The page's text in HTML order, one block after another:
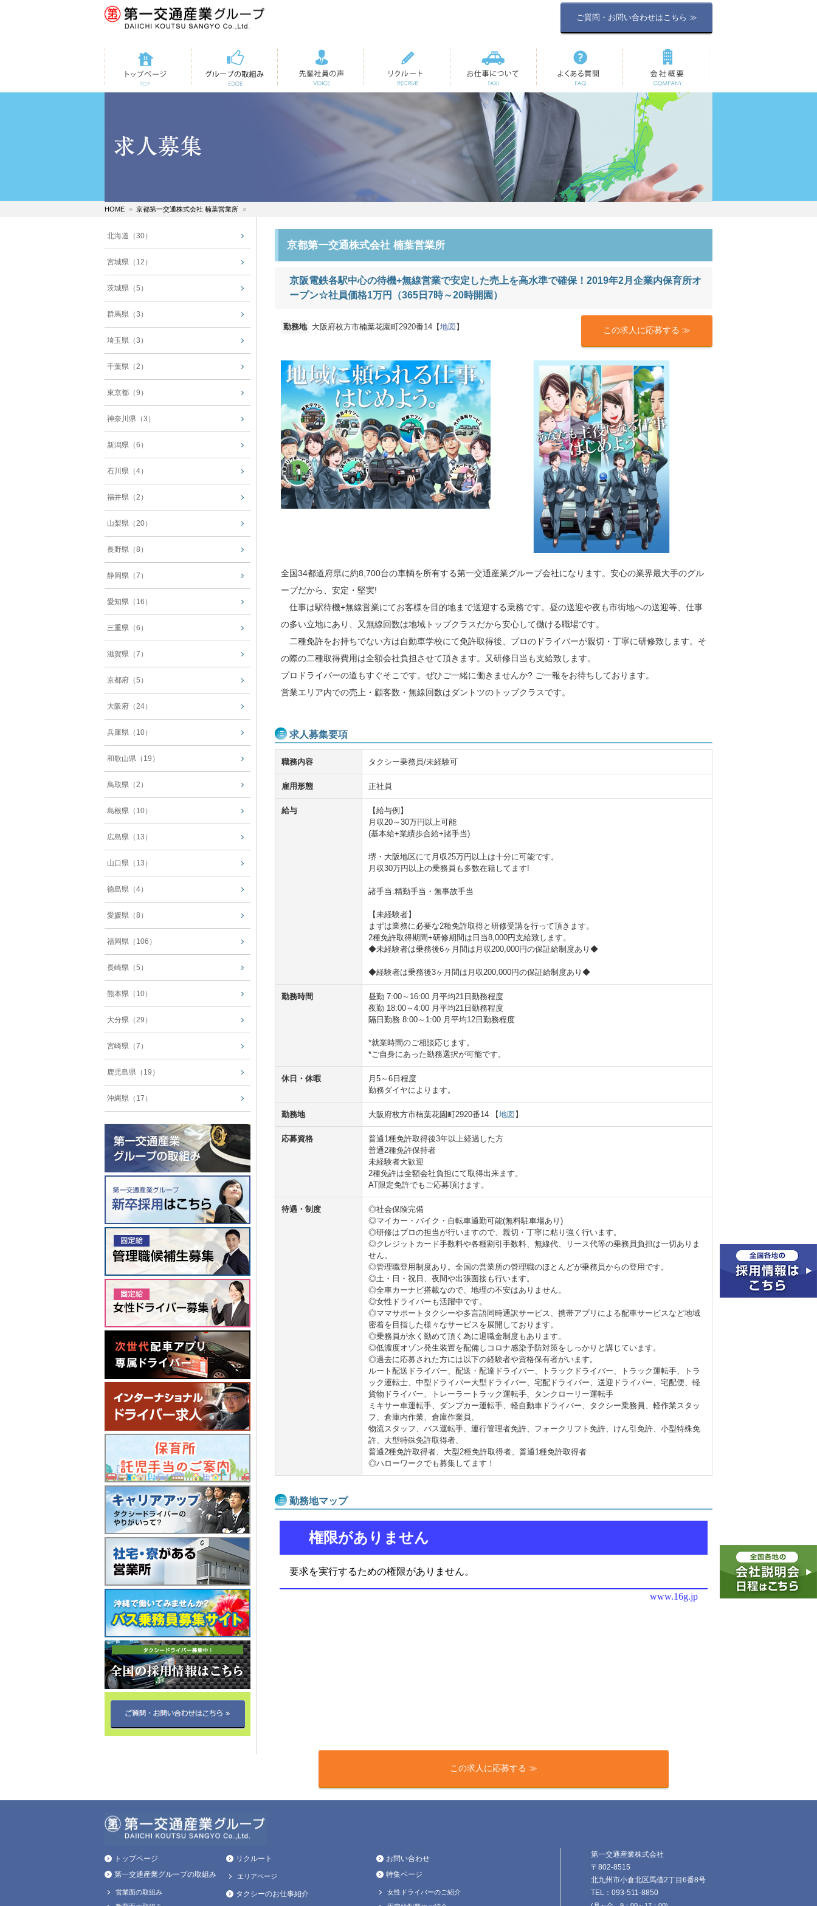
ご質問・お問い合わせはこちら ≫
トップページ 第一交通の取組み 先輩社員の声 リクルート お仕事について よくある質問 会社概要
HOME 京都第一交通株式会社 楠葉営業所
京都第一交通株式会社 楠葉営業所
京阪電鉄各駅中心の待機+無線営業で安定した売上を高水準で確保！2019年2月企業内保育所オ
ープン☆社員価格1万円（365日7時～20時開園）
勤務地 大阪府枚方市楠葉花園町2920番14【地図 】 この求人に応募する ≫
全国34都道府県に約8,700台の車輌を所有する第一交通産業グループ会社になります。安心の業界最大手のグル
ープだから、安定・堅実!
仕事は駅待機+無線営業にてお客様を目的地まで送迎する乗務です。昼の送迎や夜も市街地への送迎等、仕事
の多い立地にあり、又無線回数は地域トップクラスだから安心して働ける職場です。
二種免許をお持ちでない方は自動車学校にて免許取得後、プロのドライバーが親切・丁寧に研修致します。そ
の際の二種取得費用は全額会社負担させて頂きます。又研修日当も支給致します。
プロドライバーの道もすぐそこです。ぜひご一緒に働きませんか? ご一報をお待ちしております。
営業エリア内での売上・顧客数・無線回数はダントツのトップクラスです。
求人募集要項
職務内容 タクシー乗務員/未経験可
雇用形態 正社員
給与
【給与例】
月収20～30万円以上可能
(基本給+業績歩合給+諸手当)
堺・大阪地区にて月収25万円以上は十分に可能です。
月収30万円以上の乗務員も多数在籍してます!
諸手当:精勤手当・無事故手当
【未経験者】
まずは業務に必要な2種免許取得と研修受講を行って頂きます。
2種免許取得期間+研修期間は日当8,000円支給致します。
◆未経験者は乗務後6ヶ月間は月収200,000円の保証給制度あり◆
◆経験者は乗務後3ヶ月間は月収200,000円の保証給制度あり◆
勤務時間
昼勤 7:00～16:00 月平均21日勤務程度
夜勤 18:00～4:00 月平均21日勤務程度
隔日勤務 8:00～1:00 月平均12日勤務程度
*就業時間のご相談応じます。
*ご自身にあった勤務選択が可能です。
休日・休暇
月5～6日程度
勤務ダイヤによります。
勤務地 大阪府枚方市楠葉花園町2920番14 【地図 】
応募資格
普通1種免許取得後3年以上経過した方
普通2種免許保持者
未経験者大歓迎
2種免許は全額会社負担にて取得出来ます。
AT限定免許でもご応募頂けます。
待遇・制度
◎社会保険完備
◎マイカー・バイク・自転車通勤可能(無料駐車場あり)
◎研修はプロの担当が行いますので、親切・丁寧に粘り強く行います。
◎クレジットカード手数料や各種割引手数料、無線代、リース代等の乗務員負担は一切ありま
せん。
◎管理職登用制度あり。全国の営業所の管理職のほとんどが乗務員からの登用です。
◎土・日・祝日、夜間や出張面接も行います。
◎全車カーナビ搭載なので、地理の不安はありません。
◎女性ドライバーも活躍中です。
◎ママサポートタクシーや多言語同時通訳サービス、携帯アプリによる配車サービスなど地域
密着を目指した様々なサービスを展開しております。
◎乗務員が永く勤めて頂く為に退職金制度もあります。
◎低濃度オゾン発生装置を配備しコロナ感染予防対策をしっかりと講じています。
◎過去に応募された方には以下の経験者や資格保有者がいます。
ルート配送ドライバー、配送・配達ドライバー、トラックドライバー、トラック運転手、トラ
ック運転士、中型ドライバー大型ドライバー、宅配ドライバー、送迎ドライバー、宅配便、軽
貨物ドライバー、トレーラートラック運転手、タンクローリー運転手
ミキサー車運転手、ダンプカー運転手、軽自動車ドライバー、タクシー乗務員、軽作業スタッ
フ、倉庫内作業、倉庫作業員、
物流スタッフ、バス運転手、運行管理者免許、フォークリフト免許、けん引免許、小型特殊免
許、大型特殊免許取得者、
普通2種免許取得者、大型2種免許取得者、普通1種免許取得者
◎ハローワークでも募集してます！
勤務地マップ
この求人に応募する ≫
北海道（30）
宮城県（12）
茨城県（5）
群馬県（3）
埼玉県（3）
千葉県（2）
東京都（9）
神奈川県（3）
新潟県（6）
石川県（4）
福井県（2）
山梨県（20）
長野県（8）
静岡県（7）
愛知県（16）
三重県（6）
滋賀県（7）
京都府（5）
大阪府（24）
兵庫県（10）
和歌山県（19）
鳥取県（2）
島根県（10）
広島県（13）
山口県（13）
徳島県（4）
愛媛県（8）
福岡県（106）
長崎県（5）
熊本県（10）
大分県（29）
宮崎県（7）
鹿児島県（19）
沖縄県（17）
トップページ
第一交通産業グループの取組み
営業面の取組み
リクルート
エリアページ
タクシーのお仕事紹介
お問い合わせ
特集ページ
女性ドライバーのご紹介
第一交通産業株式会社
〒802-8515
北九州市小倉北区馬借2丁目6番8号
TEL：093-511-8850